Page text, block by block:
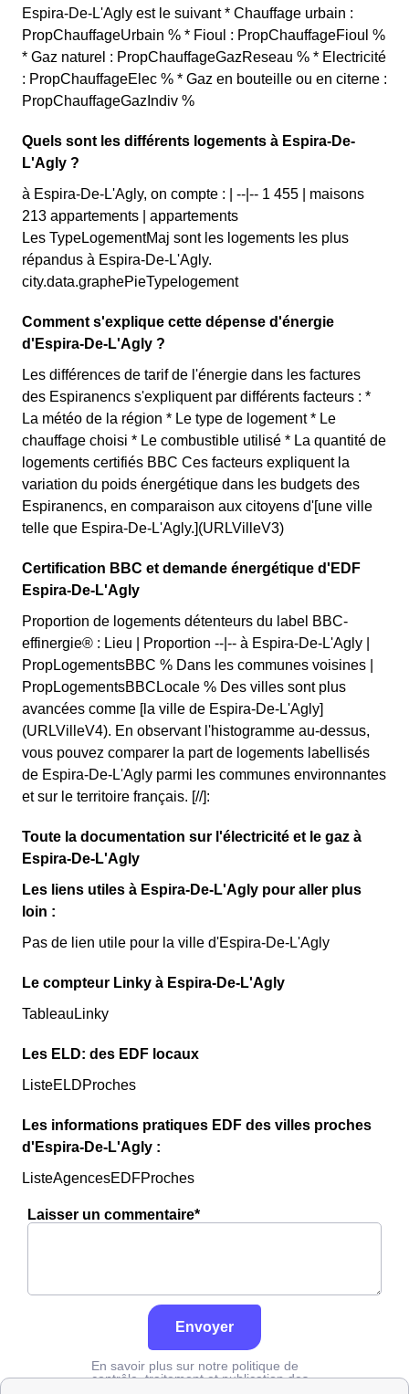
Espira-De-L'Agly est le suivant * Chauffage urbain :
PropChauffageUrbain % * Fioul : PropChauffageFioul %
* Gaz naturel : PropChauffageGazReseau % * Electricité
: PropChauffageElec % * Gaz en bouteille ou en citerne :
PropChauffageGazIndiv %
Quels sont les différents logements à Espira-De-
L'Agly ?
à Espira-De-L'Agly, on compte : | --|-- 1 455 | maisons
213 appartements | appartements
Les TypeLogementMaj sont les logements les plus
répandus à Espira-De-L'Agly.
city.data.graphePieTypelogement
Comment s'explique cette dépense d'énergie
d'Espira-De-L'Agly ?
Les différences de tarif de l'énergie dans les factures
des Espiranencs s'expliquent par différents facteurs : *
La météo de la région * Le type de logement * Le
chauffage choisi * Le combustible utilisé * La quantité de
logements certifiés BBC Ces facteurs expliquent la
variation du poids énergétique dans les budgets des
Espiranencs, en comparaison aux citoyens d'[une ville
telle que Espira-De-L'Agly.](URLVilleV3)
Certification BBC et demande énergétique d'EDF
Espira-De-L'Agly
Proportion de logements détenteurs du label BBC-
effinergie® : Lieu | Proportion --|-- à Espira-De-L'Agly |
PropLogementsBBC % Dans les communes voisines |
PropLogementsBBCLocale % Des villes sont plus
avancées comme [la ville de Espira-De-L'Agly]
(URLVilleV4). En observant l'histogramme au-dessus,
vous pouvez comparer la part de logements labellisés
de Espira-De-L'Agly parmi les communes environnantes
et sur le territoire français. [//]:
Toute la documentation sur l'électricité et le gaz à
Espira-De-L'Agly
Les liens utiles à Espira-De-L'Agly pour aller plus
loin :
Pas de lien utile pour la ville d'Espira-De-L'Agly
Le compteur Linky à Espira-De-L'Agly
TableauLinky
Les ELD: des EDF locaux
ListeELDProches
Les informations pratiques EDF des villes proches
d'Espira-De-L'Agly :
ListeAgencesEDFProches
Laisser un commentaire*
Envoyer
En savoir plus sur notre politique de
contrôle, traitement et publication des